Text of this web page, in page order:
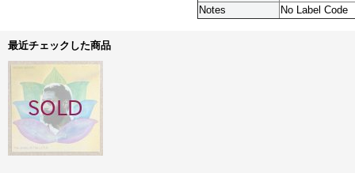
Notes
No Label Code
最近チェックした商品